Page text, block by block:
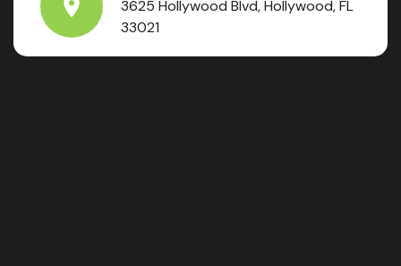
3625 Hollywood Blvd, Hollywood, FL
33021